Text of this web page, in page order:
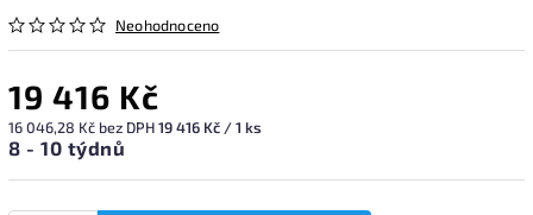
Neohodnoceno
19 416 Kč
16 046,28 Kč bez DPH19 416 Kč / 1 ks
8 - 10 týdnů